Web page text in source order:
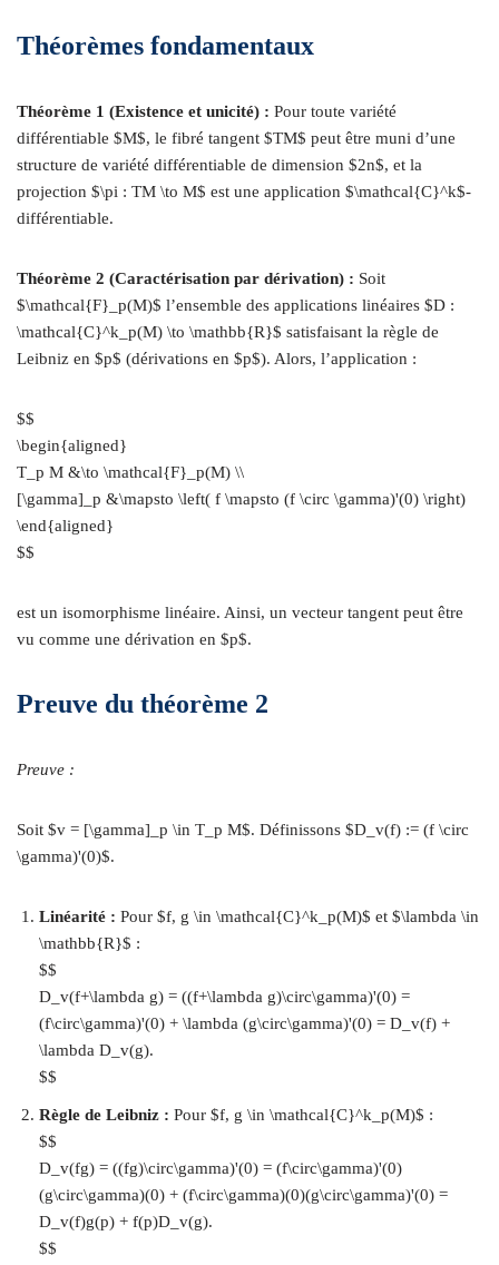
Théorèmes fondamentaux
Théorème 1 (Existence et unicité) : Pour toute variété
différentiable $M$, le fibré tangent $TM$ peut être muni d’une
structure de variété différentiable de dimension $2n$, et la
projection $\pi : TM \to M$ est une application $\mathcal{C}^k$-
différentiable.
Théorème 2 (Caractérisation par dérivation) : Soit
$\mathcal{F}_p(M)$ l’ensemble des applications linéaires $D :
\mathcal{C}^k_p(M) \to \mathbb{R}$ satisfaisant la règle de
Leibniz en $p$ (dérivations en $p$). Alors, l’application :
$$
\begin{aligned}
T_p M &\to \mathcal{F}_p(M) \\
[\gamma]_p &\mapsto \left( f \mapsto (f \circ \gamma)'(0) \right)
\end{aligned}
$$
est un isomorphisme linéaire. Ainsi, un vecteur tangent peut être
vu comme une dérivation en $p$.
Preuve du théorème 2
Preuve :
Soit $v = [\gamma]_p \in T_p M$. Définissons $D_v(f) := (f \circ
\gamma)'(0)$.
Linéarité : Pour $f, g \in \mathcal{C}^k_p(M)$ et $\lambda \in
\mathbb{R}$ :
$$
D_v(f+\lambda g) = ((f+\lambda g)\circ\gamma)'(0) =
(f\circ\gamma)'(0) + \lambda (g\circ\gamma)'(0) = D_v(f) +
\lambda D_v(g).
$$
Règle de Leibniz : Pour $f, g \in \mathcal{C}^k_p(M)$ :
$$
D_v(fg) = ((fg)\circ\gamma)'(0) = (f\circ\gamma)'(0)
(g\circ\gamma)(0) + (f\circ\gamma)(0)(g\circ\gamma)'(0) =
D_v(f)g(p) + f(p)D_v(g).
$$